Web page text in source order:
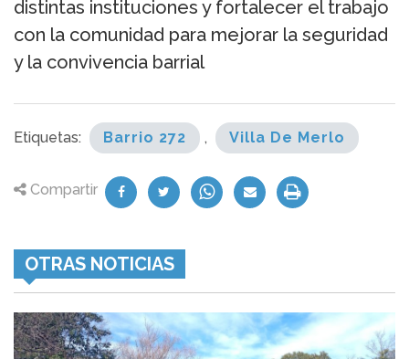
distintas instituciones y fortalecer el trabajo
con la comunidad para mejorar la seguridad
y la convivencia barrial
Etiquetas: Barrio 272 , Villa De Merlo
Compartir
OTRAS NOTICIAS